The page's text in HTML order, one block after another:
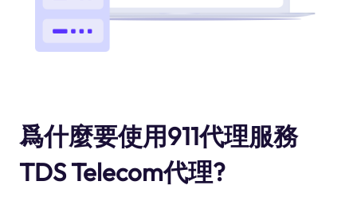
爲什麼要使用911代理服務
TDS Telecom代理?